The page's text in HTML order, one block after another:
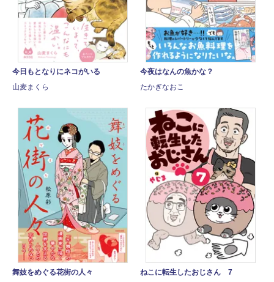
今日もとなりにネコがいる
山麦まくら
今夜はなんの魚かな？
たかぎなおこ
舞妓をめぐる花街の人々
ねこに転生したおじさん 7